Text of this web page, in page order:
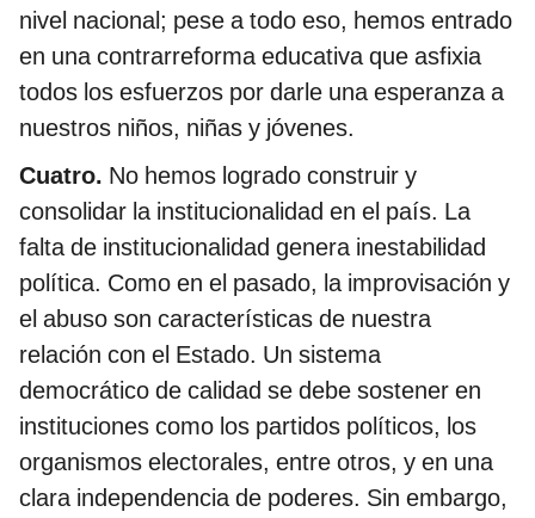
nivel nacional; pese a todo eso, hemos entrado
en una contrarreforma educativa que asfixia
todos los esfuerzos por darle una esperanza a
nuestros niños, niñas y jóvenes.
Cuatro. No hemos logrado construir y
consolidar la institucionalidad en el país. La
falta de institucionalidad genera inestabilidad
política. Como en el pasado, la improvisación y
el abuso son características de nuestra
relación con el Estado. Un sistema
democrático de calidad se debe sostener en
instituciones como los partidos políticos, los
organismos electorales, entre otros, y en una
clara independencia de poderes. Sin embargo,